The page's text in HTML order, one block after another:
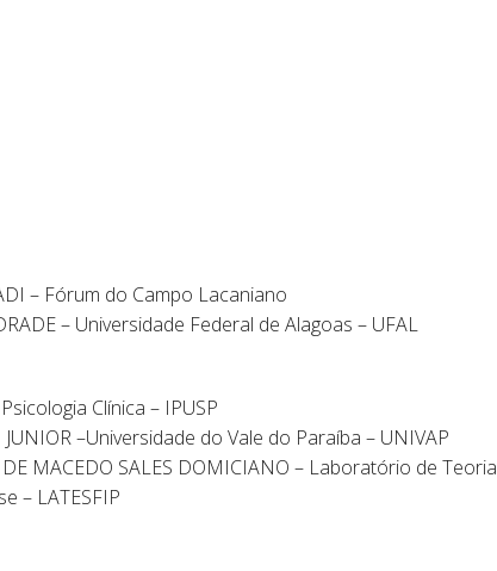
– Fórum do Campo Lacaniano
– Universidade Federal de Alagoas – UFAL
Clínica – IPUSP
JUNIOR –Universidade do Vale do Paraíba – UNIVAP
DE MACEDO SALES DOMICIANO – Laboratório de Teoria
– LATESFIP